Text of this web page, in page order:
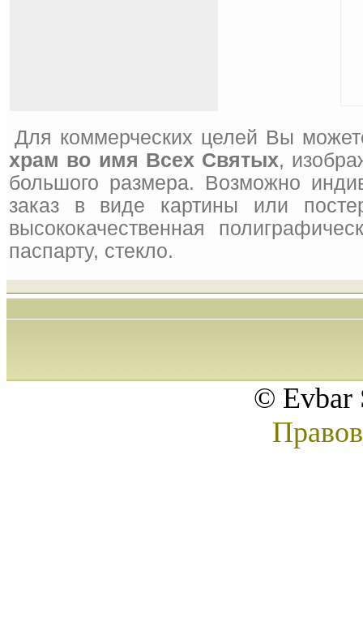
Для коммерческих целей Вы
храм во имя Всех Святых,
большого размера. Возможно
заказ в виде картины или
высококачественная
паспарту, стекло.
© Evbar